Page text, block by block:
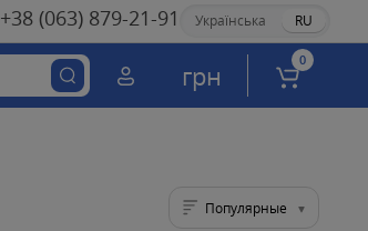
Українська RU
+38 (063) 879-21-91
грн 0
Популярные